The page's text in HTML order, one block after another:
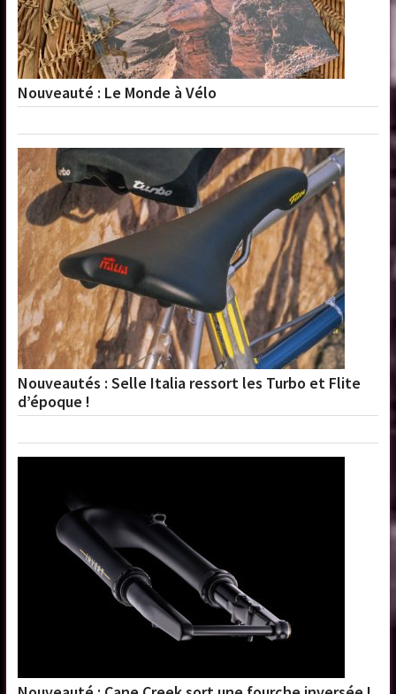
Nouveauté : Le Monde à Vélo
Nouveautés : Selle Italia ressort les Turbo et Flite
d’époque !